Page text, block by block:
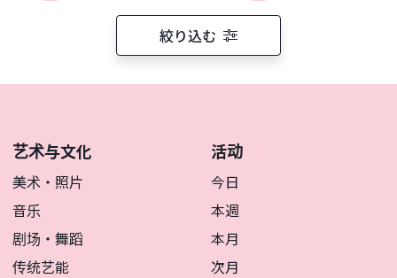
絞り込む
艺术与文化
美术・照片
音乐
剧场・舞蹈
传统艺能
活动
今日
本週
本月
次月